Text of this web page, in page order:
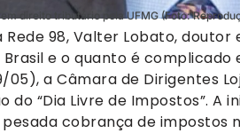
direito tributário pela UFMG (Foto:
Rede 98, Valter Lobato,
e o quanto é
a Câmara de Dirigentes
do “Dia Livre de Impostos”.
cobrança de impostos